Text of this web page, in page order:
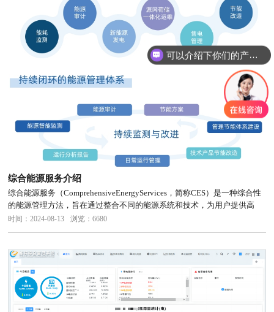
综合能源服务介绍
综合能源服务（ComprehensiveEnergyServices，简称CES）是一种综合性
的能源管理方法，旨在通过整合不同的能源系统和技术，为用户提供高
效、可持续的能源使用方式。慧明谦的综合能源服务，通过能源智能监测
时间：2024-08-13 浏览：6680
可以介绍下你们的产品么